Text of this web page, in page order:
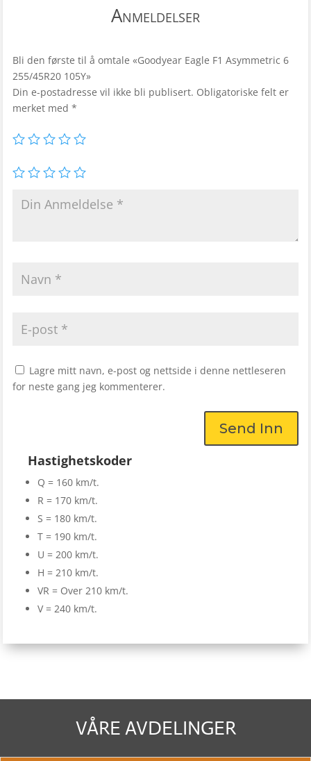
Anmeldelser
Bli den første til å omtale «Goodyear Eagle F1 Asymmetric 6
255/45R20 105Y»
Din e-postadresse vil ikke bli publisert. Obligatoriske felt er
merket med *
Lagre mitt navn, e-post og nettside i denne nettleseren
for neste gang jeg kommenterer.
Send Inn
Hastighetskoder
Q = 160 km/t.
R = 170 km/t.
S = 180 km/t.
T = 190 km/t.
U = 200 km/t.
H = 210 km/t.
VR = Over 210 km/t.
V = 240 km/t.
VÅRE AVDELINGER